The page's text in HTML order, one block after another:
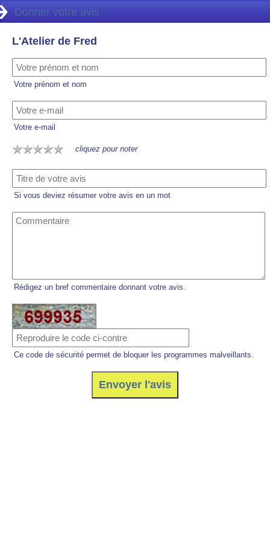
Donner votre avis
L'Atelier de Fred
Votre prénom et nom
Votre e-mail
cliquez pour noter
Si vous deviez résumer votre avis en un mot
Rédigez un bref commentaire donnant votre avis.
Ce code de sécurité permet de bloquer les programmes malveillants.